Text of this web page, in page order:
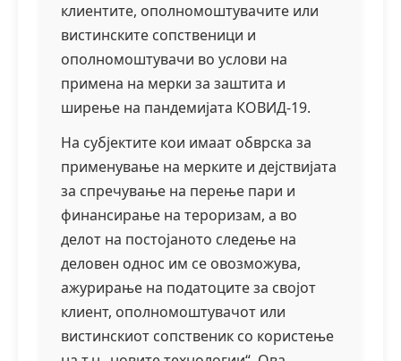
клиентите, ополномоштувачите или
вистинските сопственици и
ополномоштувачи во услови на
примена на мерки за заштита и
ширење на пандемијата КОВИД-19.
На субјектите кои имаат обврска за
применување на мерките и дејствијата
за спречување на перење пари и
финансирање на тероризам, а во
делот на постојаното следење на
деловен однос им се овозможува,
ажурирање на податоците за својот
клиент, ополномоштувачот или
вистинскиот сопственик со користење